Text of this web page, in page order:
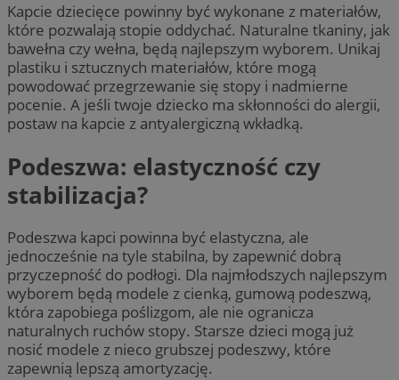
Kapcie dziecięce powinny być wykonane z materiałów,
które pozwalają stopie oddychać. Naturalne tkaniny, jak
bawełna czy wełna, będą najlepszym wyborem. Unikaj
plastiku i sztucznych materiałów, które mogą
powodować przegrzewanie się stopy i nadmierne
pocenie. A jeśli twoje dziecko ma skłonności do alergii,
postaw na kapcie z antyalergiczną wkładką.
Podeszwa: elastyczność czy
stabilizacja?
Podeszwa kapci powinna być elastyczna, ale
jednocześnie na tyle stabilna, by zapewnić dobrą
przyczepność do podłogi. Dla najmłodszych najlepszym
wyborem będą modele z cienką, gumową podeszwą,
która zapobiega poślizgom, ale nie ogranicza
naturalnych ruchów stopy. Starsze dzieci mogą już
nosić modele z nieco grubszej podeszwy, które
zapewnią lepszą amortyzację.